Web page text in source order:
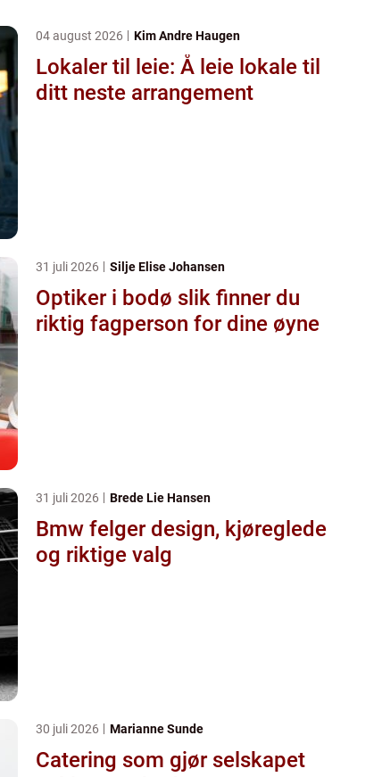
04 august 2026 Kim Andre Haugen
Lokaler til leie: Å leie lokale til
ditt neste arrangement
31 juli 2026 Silje Elise Johansen
Optiker i bodø slik finner du
riktig fagperson for dine øyne
31 juli 2026 Brede Lie Hansen
Bmw felger design, kjøreglede
og riktige valg
30 juli 2026 Marianne Sunde
Catering som gjør selskapet